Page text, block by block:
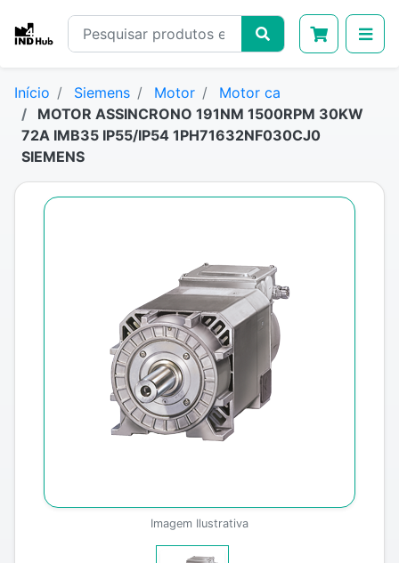
Início Siemens Motor
Motor ca
MOTOR ASSINCRONO 191NM 1500RPM 30KW
72A IMB35 IP55/IP54 1PH71632NF030CJ0
SIEMENS
Imagem Ilustrativa